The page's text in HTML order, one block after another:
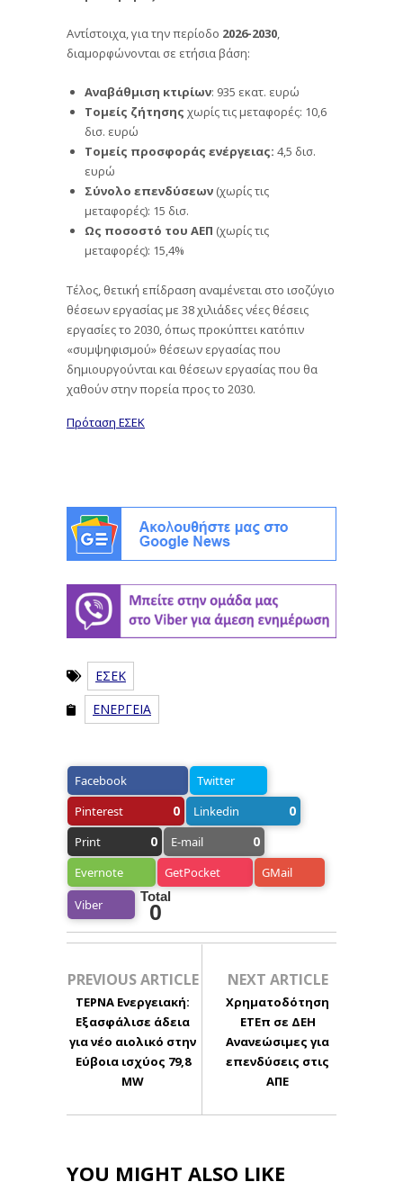
Αντίστοιχα, για την περίοδο 2026-2030
διαμορφώνονται σε ετήσια βάση:
Αναβάθμιση κτιρίων: 935 εκατ. ευρώ
Τομείς ζήτησης χωρίς τις μεταφορές: 10,6
δισ. ευρώ
Τομείς προσφοράς ενέργειας: 4,5 δισ.
ευρώ
Σύνολο επενδύσεων (χωρίς τις
μεταφορές): 15 δισ.
Ως ποσοστό του ΑΕΠ (χωρίς τις
μεταφορές): 15,4%
Τέλος, θετική επίδραση αναμένεται στο ισοζύγιο
θέσεων εργασίας με 38 χιλιάδες νέες θέσεις
εργασίες το 2030, όπως προκύπτει κατόπιν
«συμψηφισμού» θέσεων εργασίας που
δημιουργούνται και θέσεων εργασίας που θα
χαθούν στην πορεία προς το 2030.
Πρόταση ΕΣΕΚ
ΕΣΕΚ
ΕΝΕΡΓΕΙΑ
Facebook
Twitter
Pinterest
0 Linkedin 0
Print 0 E-mail 0
Evernote GetPocket GMail
Viber
Total
0
PREVIOUS ARTICLE
ΤΕΡΝΑ Ενεργειακή:
Εξασφάλισε άδεια
για νέο αιολικό στην
Εύβοια ισχύος 79,8
MW
NEXT ARTICLE
Χρηματοδότηση
ΕΤΕπ σε ΔΕΗ
Ανανεώσιμες για
επενδύσεις στις
ΑΠΕ
YOU MIGHT ALSO LIKE